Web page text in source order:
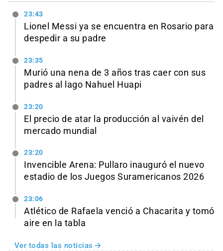
23:43
Lionel Messi ya se encuentra en Rosario para
despedir a su padre
23:35
Murió una nena de 3 años tras caer con sus
padres al lago Nahuel Huapi
23:20
El precio de atar la producción al vaivén del
mercado mundial
23:20
Invencible Arena: Pullaro inauguró el nuevo
estadio de los Juegos Suramericanos 2026
23:06
Atlético de Rafaela venció a Chacarita y tomó
aire en la tabla
Ver todas las noticias